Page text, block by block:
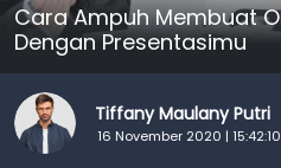
Cara Ampuh Membuat
Dengan Presentasimu
Tiffany Maulany Putri
16 November 2020 | 15:42:10